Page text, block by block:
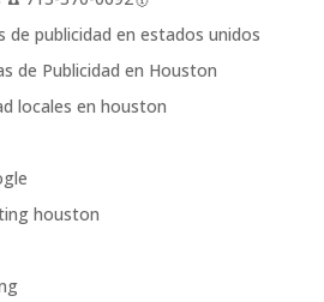
de publicidad en estados unidos
de Publicidad en Houston
locales en houston
houston